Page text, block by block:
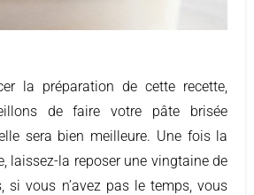
de faire votre pâte brisée
sera bien meilleure. Une fois la
laissez-la reposer une vingtaine de
si vous n’avez pas le temps, vous